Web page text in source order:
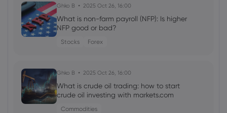
Ghko B 2025 Oct 26, 16:00
What is non-farm payroll (NFP): Is higher
NFP good or bad?
Stocks Forex
Ghko B 2025 Oct 26, 16:00
What is crude oil trading: how to start
crude oil investing with markets.com
Commodities